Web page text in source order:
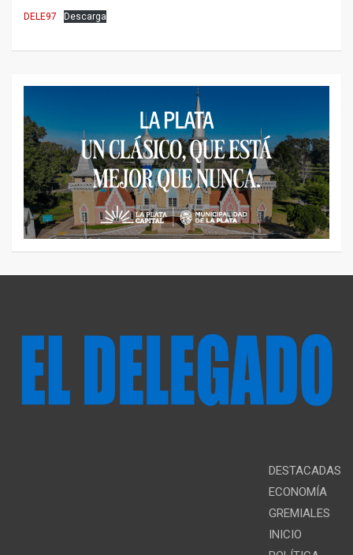
DELE97 Descarga
DESTACADAS
ECONOMÍA
GREMIALES
INICIO